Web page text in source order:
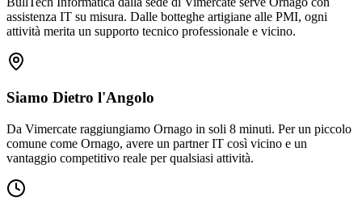
assistenza IT su misura. Dalle botteghe artigiane alle PMI, ogni
attività merita un supporto tecnico professionale e vicino.
Siamo Dietro l'Angolo
Da Vimercate raggiungiamo Ornago in soli 8 minuti. Per un piccolo
comune come Ornago, avere un partner IT così vicino e un
vantaggio competitivo reale per qualsiasi attività.